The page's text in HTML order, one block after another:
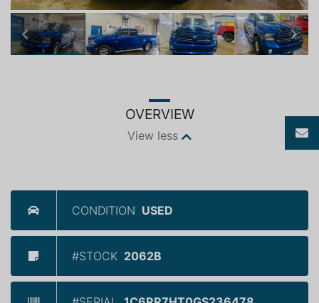
Previous Next
OVERVIEW
View less
CONDITION USED
#STOCK 2062B